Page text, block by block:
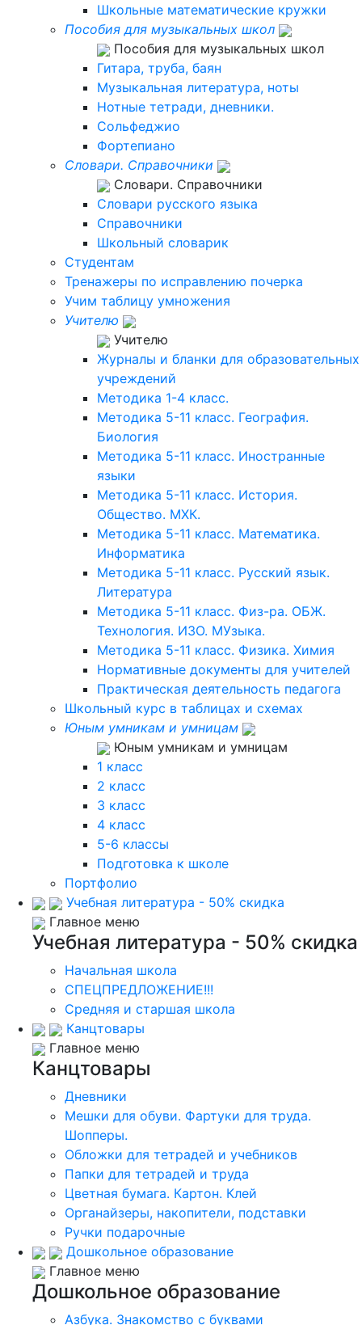
Школьные математические кружки
Пособия для музыкальных школ
Пособия для музыкальных школ
Гитара, труба, баян
Музыкальная литература, ноты
Нотные тетради, дневники.
Сольфеджио
Фортепиано
Словари. Справочники
Словари. Справочники
Словари русского языка
Справочники
Школьный словарик
Студентам
Тренажеры по исправлению почерка
Учим таблицу умножения
Учителю
Учителю
Журналы и бланки для образовательных
учреждений
Методика 1-4 класс.
Методика 5-11 класс. География.
Биология
Методика 5-11 класс. Иностранные
языки
Методика 5-11 класс. История.
Общество. МХК.
Методика 5-11 класс. Математика.
Информатика
Методика 5-11 класс. Русский язык.
Литература
Методика 5-11 класс. Физ-ра. ОБЖ.
Технология. ИЗО. МУзыка.
Методика 5-11 класс. Физика. Химия
Нормативные документы для учителей
Практическая деятельность педагога
Школьный курс в таблицах и схемах
Юным умникам и умницам
Юным умникам и умницам
1 класс
2 класс
3 класс
4 класс
5-6 классы
Подготовка к школе
Портфолио
Учебная литература - 50% скидка
Главное меню
Учебная литература - 50% скидка
Начальная школа
СПЕЦПРЕДЛОЖЕНИЕ!!!
Средняя и старшая школа
Канцтовары
Главное меню
Канцтовары
Дневники
Мешки для обуви. Фартуки для труда.
Шопперы.
Обложки для тетрадей и учебников
Папки для тетрадей и труда
Цветная бумага. Картон. Клей
Органайзеры, накопители, подставки
Ручки подарочные
Дошкольное образование
Главное меню
Дошкольное образование
Азбука. Знакомство с буквами